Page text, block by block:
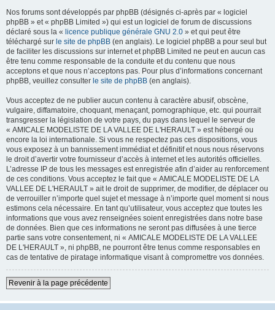
Nos forums sont développés par phpBB (désignés ci-après par « logiciel
phpBB » et « phpBB Limited ») qui est un logiciel de forum de discussions
déclaré sous la « licence publique générale GNU 2.0 » et qui peut être
téléchargé sur le site de phpBB (en anglais). Le logiciel phpBB a pour seul but
de faciliter les discussions sur internet et phpBB Limited ne peut en aucun cas
être tenu comme responsable de la conduite et du contenu que nous
acceptons et que nous n’acceptons pas. Pour plus d’informations concernant
phpBB, veuillez consulter le site de phpBB (en anglais).
Vous acceptez de ne publier aucun contenu à caractère abusif, obscène,
vulgaire, diffamatoire, choquant, menaçant, pornographique, etc. qui pourrait
transgresser la législation de votre pays, du pays dans lequel le serveur de
« AMICALE MODELISTE DE LA VALLEE DE L'HERAULT » est hébergé ou
encore la loi internationale. Si vous ne respectez pas ces dispositions, vous
vous exposez à un bannissement immédiat et définitif et nous nous réservons
le droit d’avertir votre fournisseur d’accès à internet et les autorités officielles.
L’adresse IP de tous les messages est enregistrée afin d’aider au renforcement
de ces conditions. Vous acceptez le fait que « AMICALE MODELISTE DE LA
VALLEE DE L'HERAULT » ait le droit de supprimer, de modifier, de déplacer ou
de verrouiller n’importe quel sujet et message à n’importe quel moment si nous
estimons cela nécessaire. En tant qu’utilisateur, vous acceptez que toutes les
informations que vous avez renseignées soient enregistrées dans notre base
de données. Bien que ces informations ne seront pas diffusées à une tierce
partie sans votre consentement, ni « AMICALE MODELISTE DE LA VALLEE
DE L'HERAULT », ni phpBB, ne pourront être tenus comme responsables en
cas de tentative de piratage informatique visant à compromettre vos données.
Revenir à la page précédente